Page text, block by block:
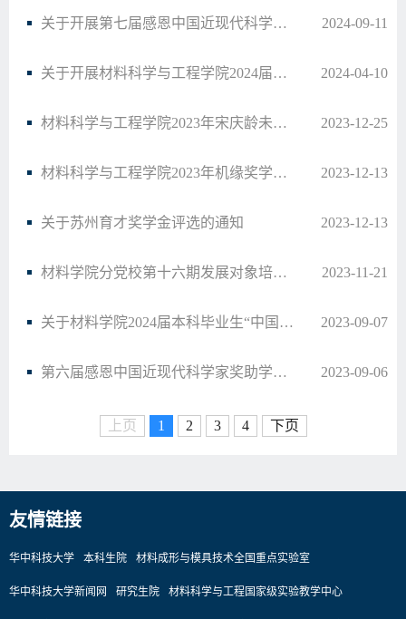
关于开展第七届感恩中国近现代科学家奖助学金评选工作的通知 2024-09-11
关于开展材料科学与工程学院2024届优秀毕业生评选的通知 2024-04-10
材料科学与工程学院2023年宋庆龄未来助学金评选工作通知 2023-12-25
材料科学与工程学院2023年机缘奖学金评选通知 2023-12-13
关于苏州育才奖学金评选的通知 2023-12-13
材料学院分党校第十六期发展对象培训班顺利举行 2023-11-21
关于材料学院2024届本科毕业生“中国青年志愿者研究生支教团”资格审查结果的公示（补充… 2023-09-07
第六届感恩中国近现代科学家奖助学金评选办法 2023-09-06
上页 1 2 3 4 下页
友情链接
华中科技大学 本科生院 材料成形与模具技术全国重点实验室
华中科技大学新闻网 研究生院 材料科学与工程国家级实验教学中心